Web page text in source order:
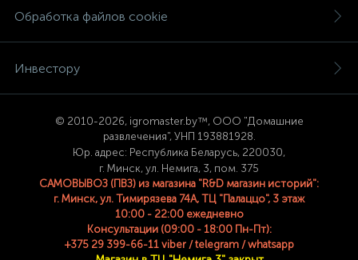
Обработка файлов cookie
Инвестору
© 2010-2026, igromaster.by™, ООО "Домашние
развлечения", УНП 193881928.
Юр. адрес: Республика Беларусь, 220030,
г. Минск, ул. Немига, 3, пом. 375
САМОВЫВОЗ (ПВЗ) из магазина "R&D магазин историй":
г. Минск, ул. Тимирязева 74A, ТЦ "Палаццо", 3 этаж
10:00 - 22:00 ежедневно
Консультации (09:00 - 18:00 Пн-Пт):
+375 29 399-66-11 viber / telegram / whatsapp